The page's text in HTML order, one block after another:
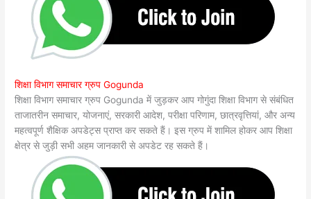
शिक्षा विभाग समाचार ग्रुप Gogunda
शिक्षा विभाग समाचार ग्रुप Gogunda में जुड़कर आप गोगुंदा शिक्षा विभाग से संबंधित
ताजातरीन समाचार, योजनाएं, सरकारी आदेश, परीक्षा परिणाम, छात्रवृत्तियां, और अन्य
महत्वपूर्ण शैक्षिक अपडेट्स प्राप्त कर सकते हैं। इस ग्रुप में शामिल होकर आप शिक्षा
क्षेत्र से जुड़ी सभी अहम जानकारी से अपडेट रह सकते हैं।